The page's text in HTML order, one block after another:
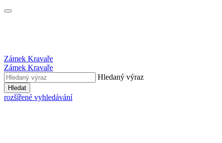
Zámek Kravaře
Zámek Kravaře
Hledaný výraz
Hledat
rozšířené vyhledávání